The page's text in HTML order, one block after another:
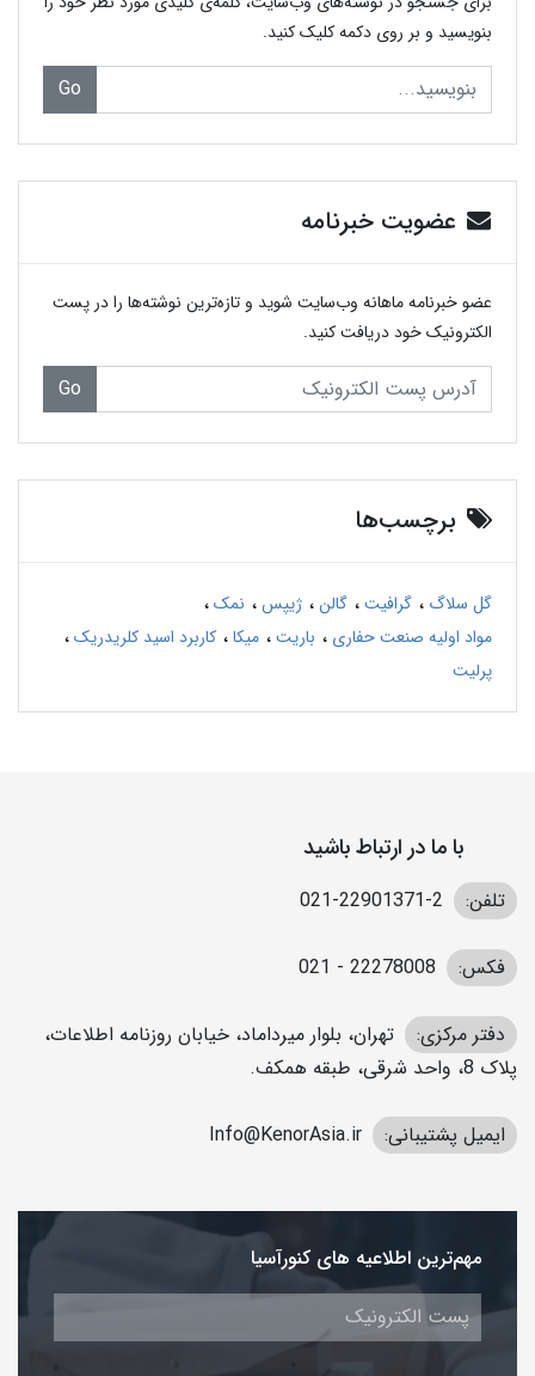
بنویسید و بر روی دکمه کلیک کنید.
Go
عضویت خبرنامه
عضو خبرنامه ماهانه وب‌سایت شوید و تازه‌ترین نوشته‌ها را در پست
الکترونیک خود دریافت کنید.
Go
برچسب‌ها
گل سلاگ گرافیت گالن ژیپس
نمک
مواد اولیه صنعت حفاری
باریت میکا
کاربرد اسید کلریدریک
پرلیت
با ما در ارتباط باشید
تلفن: 2-22901371-021
فکس: 22278008 - 021
دفتر مرکزی:
تهران، بلوار میرداماد، خیابان روزنامه اطلاعات،
پلاک 8، واحد شرقی، طبقه همکف.
ایمیل پشتیبانی: Info@KenorAsia.ir
مهم‌ترین اطلاعیه های کنورآسیا